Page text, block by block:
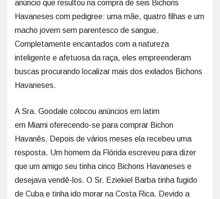
anúncio que resultou na compra de seis Bichons
Havaneses com pedigree: uma mãe, quatro filhas e um
macho jovem sem parentesco de sangue.
Completamente encantados com a natureza
inteligente e afetuosa da raça, eles empreenderam
buscas procurando localizar mais dos exilados Bichons
Havaneses.
A Sra. Goodale colocou anúncios em latim
em Miami oferecendo-se para comprar Bichon
Havanês. Depois de vários meses ela recebeu uma
resposta. Um homem da Flórida escreveu para dizer
que um amigo seu tinha cinco Bichons Havaneses e
desejava vendê-los. O Sr. Eziekiel Barba tinha fugido
de Cuba e tinha ido morar na Costa Rica. Devido a